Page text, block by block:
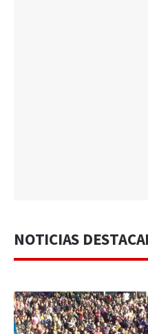
NOTICIAS